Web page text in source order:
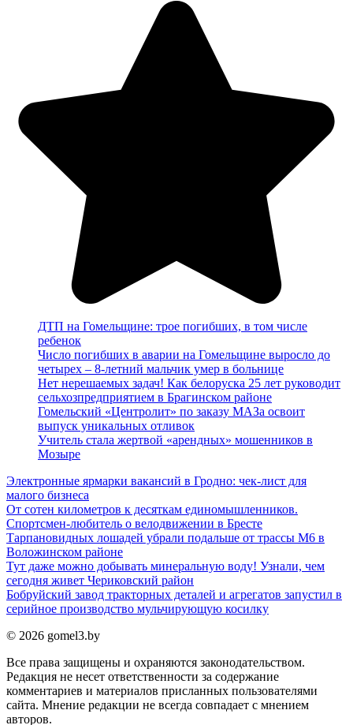
ДТП на Гомельщине: трое погибших, в том числе
ребенок
Число погибших в аварии на Гомельщине выросло до
четырех – 8-летний мальчик умер в больнице
Нет нерешаемых задач! Как белоруска 25 лет руководит
сельхозпредприятием в Брагинском районе
Гомельский «Центролит» по заказу МАЗа освоит
выпуск уникальных отливок
Учитель стала жертвой «арендных» мошенников в
Мозыре
Электронные ярмарки вакансий в Гродно: чек-лист для
малого бизнеса
От сотен километров к десяткам единомышленников.
Спортсмен-любитель о велодвижении в Бресте
Тарпановидных лошадей убрали подальше от трассы М6 в
Воложинском районе
Тут даже можно добывать минеральную воду! Узнали, чем
сегодня живет Чериковский район
Бобруйский завод тракторных деталей и агрегатов запустил в
серийное производство мульчирующую косилку
© 2026 gomel3.by
Все права защищены и охраняются законодательством.
Редакция не несет ответственности за содержание
комментариев и материалов присланных пользователями
сайта. Мнение редакции не всегда совпадает с мнением
авторов.